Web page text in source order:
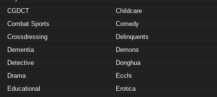
CGDCT
Childcare
Combat Sports
Comedy
Crossdressing
Delinquents
Dementia
Demons
Detective
Donghua
Drama
Ecchi
Educational
Erotica